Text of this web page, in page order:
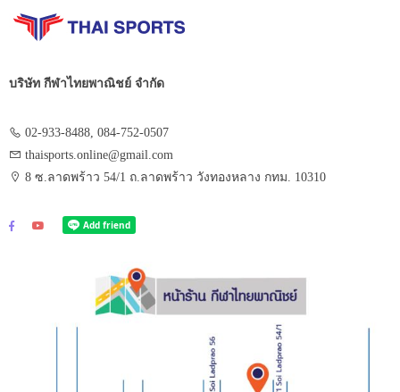
บริษัท กีฬาไทยพาณิชย์ จำกัด
02-933-8488, 084-752-0507
thaisports.online@gmail.com
8 ซ.ลาดพร้าว 54/1 ถ.ลาดพร้าว วังทองหลาง กทม. 10310